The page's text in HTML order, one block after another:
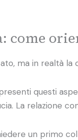
come
ma in realtà
questi
La relazione
un primo